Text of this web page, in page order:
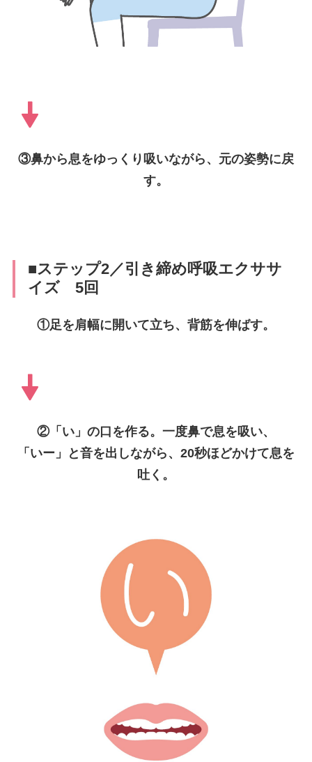
③鼻から息をゆっくり吸いながら、元の姿勢に戻
す。
■ステップ2／引き締め呼吸エクササ
イズ 5回
①足を肩幅に開いて立ち、背筋を伸ばす。
②「い」の口を作る。一度鼻で息を吸い、
「いー」と音を出しながら、20秒ほどかけて息を
吐く。